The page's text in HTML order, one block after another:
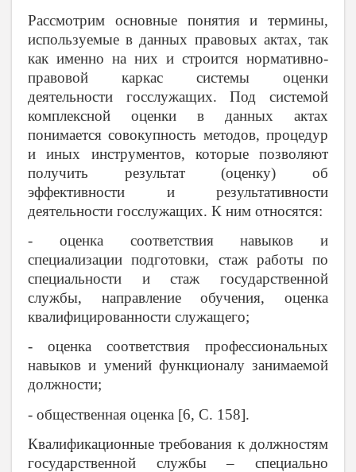
Рассмотрим основные понятия и термины,
используемые в данных правовых актах, так
как именно на них и строится нормативно-
правовой каркас системы оценки
деятельности госслужащих. Под системой
комплексной оценки в данных актах
понимается совокупность методов, процедур
и иных инструментов, которые позволяют
получить результат (оценку) об
эффективности и результативности
деятельности госслужащих. К ним относятся:
- оценка соответствия навыков и
специализации подготовки, стаж работы по
специальности и стаж государственной
службы, направление обучения, оценка
квалифицированности служащего;
- оценка соответствия профессиональных
навыков и умений функционалу занимаемой
должности;
- общественная оценка [6, С. 158].
Квалификационные требования к должностям
государственной службы – специально